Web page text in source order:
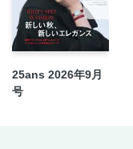
25ans 2026年9月
号